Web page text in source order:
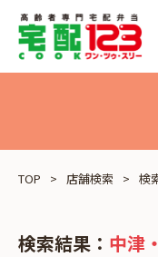
TOP 店舗検索 検
検索結果： 中津